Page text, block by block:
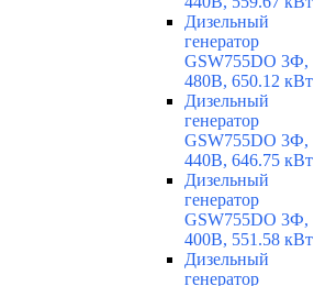
Дизельный
генератор
GSW755DO 3Ф,
480В, 650.12 кВт
Дизельный
генератор
GSW755DO 3Ф,
440В, 646.75 кВт
Дизельный
генератор
GSW755DO 3Ф,
400В, 551.58 кВт
Дизельный
генератор